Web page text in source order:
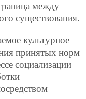
между
существования.
культурное
принятых норм
социализации